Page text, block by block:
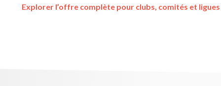
Explorer l’offre complète pour clubs, comités et ligues